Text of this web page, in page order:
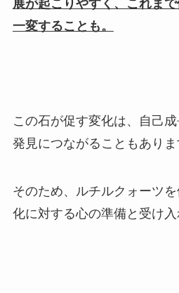
展が起こりやすく、これま
一変することも。
この石が促す変化は、自己
発見につながることもありま
そのため、ルチルクォーツ
化に対する心の準備と受け入